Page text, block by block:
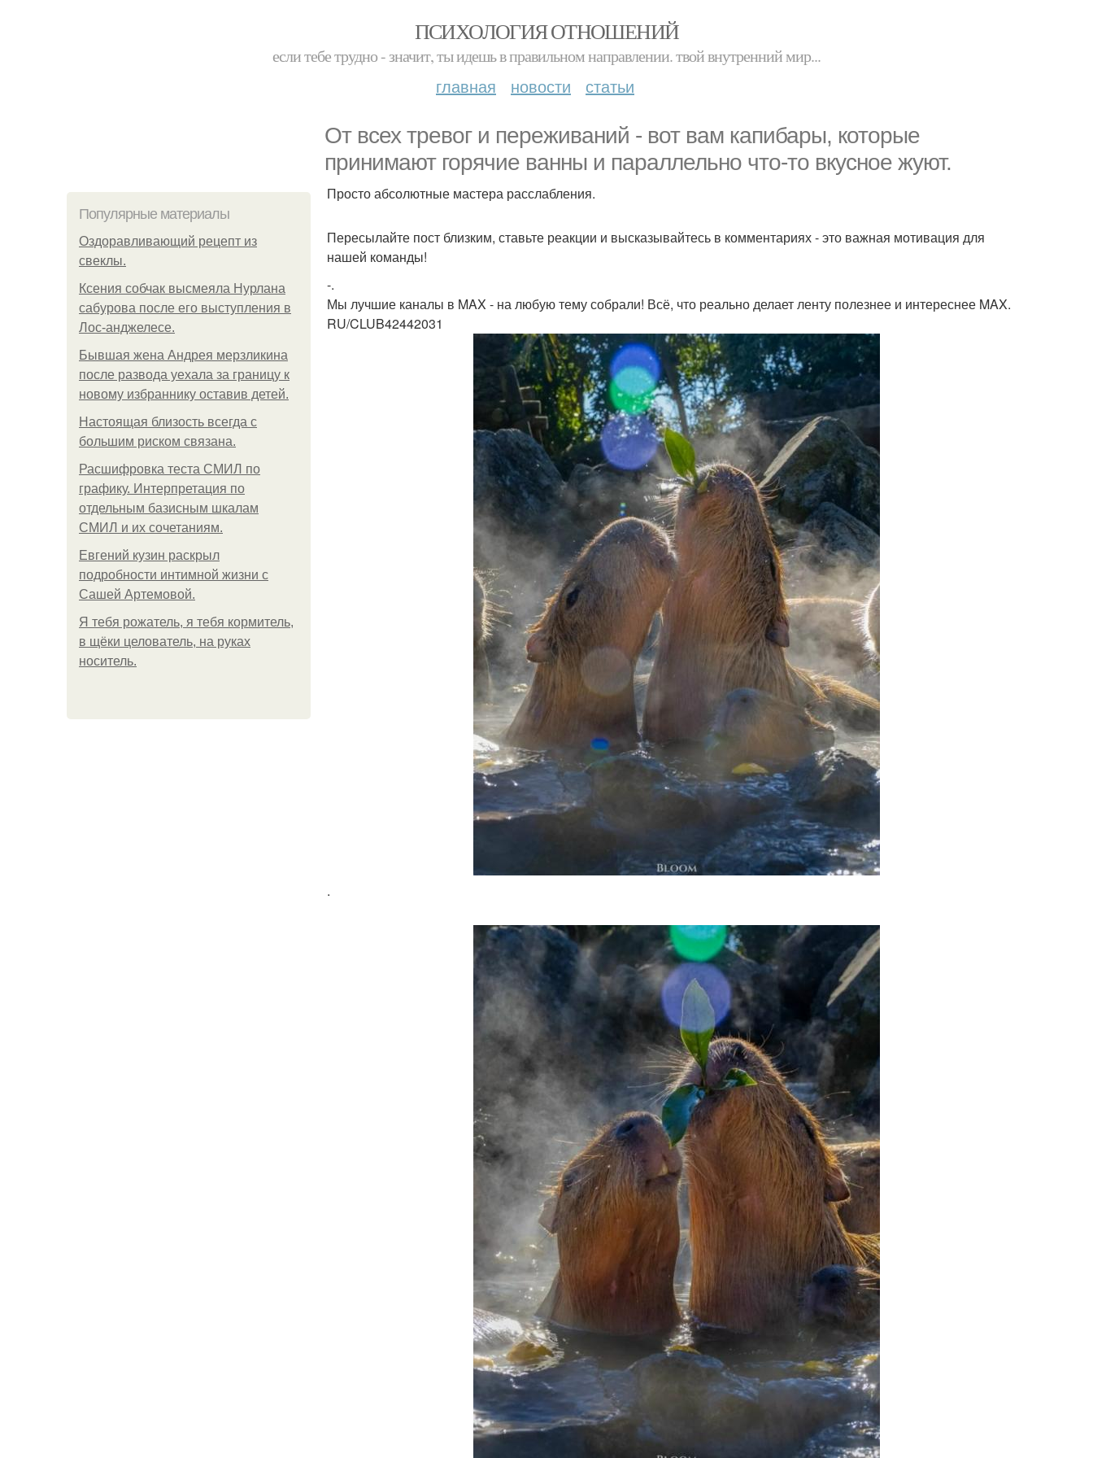
ПСИХОЛОГИЯ ОТНОШЕНИЙ
если тебе трудно - значит, ты идешь в правильном направлении. твой внутренний мир...
главная новости статьи
От всех тревог и переживаний - вот вам капибары, которые
принимают горячие ванны и параллельно что-то вкусное жуют.
Популярные материалы
Оздоравливающий рецепт из
свеклы.
Ксения собчак высмеяла Нурлана
сабурова после его выступления в
Лос-анджелесе.
Бывшая жена Андрея мерзликина
после развода уехала за границу к
новому избраннику оставив детей.
Hacтоящая близость всегда с
большим риском связана.
Расшифровка теста СМИЛ по
графику. Интерпретация по
отдельным базисным шкалам
СМИЛ и их сочетаниям.
Евгений кузин раскрыл
подробности интимной жизни с
Сашей Артемовой.
Я тебя рожатель, я тебя кормитель,
в щёки целователь, на руках
носитель.
Просто абсолютные мастера расслабления.
Пересылайте пост близким, ставьте реакции и высказывайтесь в комментариях - это важная мотивация для
нашей команды!
-.
Мы лучшие каналы в MAX - на любую тему собрали! Всё, что реально делает ленту полезнее и интереснее MAX.
RU/CLUB42442031
.